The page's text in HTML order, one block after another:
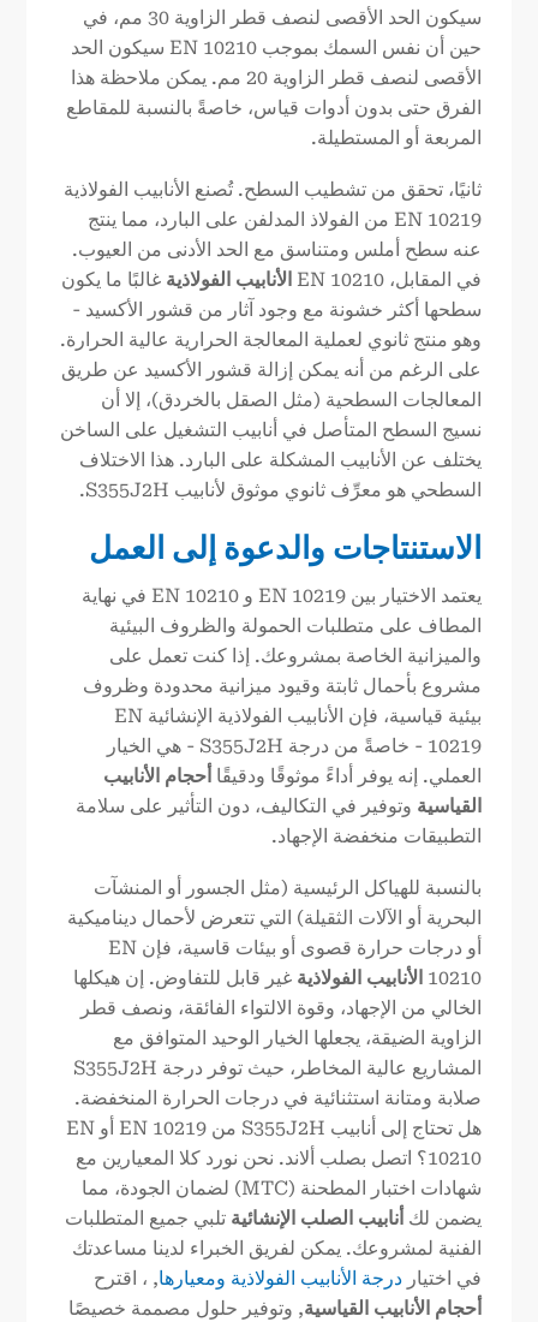
سيكون الحد الأقصى لنصف قطر الزاوية 30 مم، في
حين أن نفس السمك بموجب EN 10210 سيكون الحد
الأقصى لنصف قطر الزاوية 20 مم. يمكن ملاحظة هذا
الفرق حتى بدون أدوات قياس، خاصةً بالنسبة للمقاطع
المربعة أو المستطيلة.
ثانيًا، تحقق من تشطيب السطح. تُصنع الأنابيب الفولاذية
EN 10219 من الفولاذ المدلفن على البارد، مما ينتج
عنه سطح أملس ومتناسق مع الحد الأدنى من العيوب.
في المقابل، EN 10210
الأنابيب الفولاذية غالبًا ما يكون
سطحها أكثر خشونة مع وجود آثار من قشور الأكسيد -
وهو منتج ثانوي لعملية المعالجة الحرارية عالية الحرارة.
على الرغم من أنه يمكن إزالة قشور الأكسيد عن طريق
المعالجات السطحية (مثل الصقل بالخردق)، إلا أن
نسيج السطح المتأصل في أنابيب التشغيل على الساخن
يختلف عن الأنابيب المشكلة على البارد. هذا الاختلاف
السطحي هو معرِّف ثانوي موثوق لأنابيب S355J2H.
الاستنتاجات والدعوة إلى العمل
يعتمد الاختيار بين EN 10219 و EN 10210 في نهاية
المطاف على متطلبات الحمولة والظروف البيئية
والميزانية الخاصة بمشروعك. إذا كنت تعمل على
مشروع بأحمال ثابتة وقيود ميزانية محدودة وظروف
بيئية قياسية، فإن الأنابيب الفولاذية الإنشائية EN
10219 - خاصةً من درجة S355J2H - هي الخيار
العملي. إنه يوفر أداءً موثوقًا ودقيقًا أحجام الأنابيب
القياسية وتوفير في التكاليف، دون التأثير على سلامة
التطبيقات منخفضة الإجهاد.
بالنسبة للهياكل الرئيسية (مثل الجسور أو المنشآت
البحرية أو الآلات الثقيلة) التي تتعرض لأحمال ديناميكية
أو درجات حرارة قصوى أو بيئات قاسية، فإن EN
10210 الأنابيب الفولاذية غير قابل للتفاوض. إن هيكلها
الخالي من الإجهاد، وقوة الالتواء الفائقة، ونصف قطر
الزاوية الضيقة، يجعلها الخيار الوحيد المتوافق مع
المشاريع عالية المخاطر، حيث توفر درجة S355J2H
صلابة ومتانة استثنائية في درجات الحرارة المنخفضة.
هل تحتاج إلى أنابيب S355J2H من EN 10219 أو EN
10210؟ اتصل بصلب ألاند. نحن نورد كلا المعيارين مع
شهادات اختبار المطحنة (MTC) لضمان الجودة، مما
يضمن لك أنابيب الصلب الإنشائية تلبي جميع المتطلبات
الفنية لمشروعك. يمكن لفريق الخبراء لدينا مساعدتك
في اختياردرجة الأنابيب الفولاذية ومعيارها, ، اقترح
أحجام الأنابيب القياسية, وتوفير حلول مصممة خصيصًا